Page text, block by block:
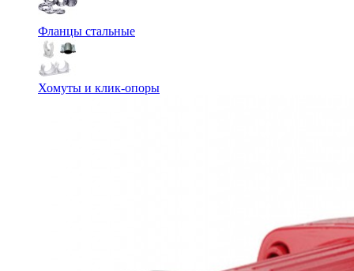
Фланцы стальные
Хомуты и клик-опоры